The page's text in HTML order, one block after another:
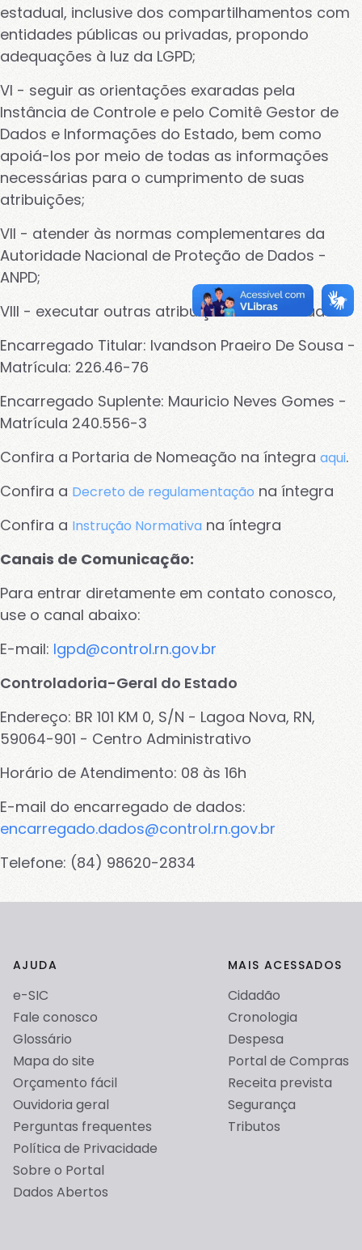
Configurações avançadas de cookies
Para mais informações sobre como utilizamos os cookies, veja
nossapolítica de cookies
Cookies obrigatórios para o
funcionamento do site.
Cookies de personalização.
Cookies de terceiros.
Cancelar
estadual, inclusive dos compartilhamentos com
entidades públicas ou privadas, propondo
adequações à luz da LGPD;
VI - seguir as orientações exaradas pela
Instância de Controle e pelo Comitê Gestor de
Dados e Informações do Estado, bem como
apoiá-los por meio de todas as informações
necessárias para o cumprimento de suas
atribuições;
VII - atender às normas complementares da
Autoridade Nacional de Proteção de Dados -
ANPD;
VIII - executar outras atribuições normatizadas.
Encarregado Titular: Ivandson Praeiro De Sousa -
Matrícula: 226.46-76
Encarregado Suplente: Mauricio Neves Gomes -
Matrícula 240.556-3
Confira a Portaria de Nomeação na íntegra aqui.
Confira a Decreto de regulamentação na íntegra
Confira a Instrução Normativa na íntegra
Canais de Comunicação:
Para entrar diretamente em contato conosco,
use o canal abaixo:
E-mail: lgpd@control.rn.gov.br
Controladoria-Geral do Estado
Endereço: BR 101 KM 0, S/N - Lagoa Nova, RN,
59064-901 - Centro Administrativo
Horário de Atendimento: 08 às 16h
E-mail do encarregado de dados:
encarregado.dados@control.rn.gov.br
Telefone: (84) 98620-2834
AJUDA
e-SIC
Fale conosco
Glossário
Mapa do site
Orçamento fácil
Ouvidoria geral
Perguntas frequentes
Política de Privacidade
Sobre o Portal
Dados Abertos
MAIS ACESSADOS
Cidadão
Cronologia
Despesa
Portal de Compras
Receita prevista
Segurança
Tributos